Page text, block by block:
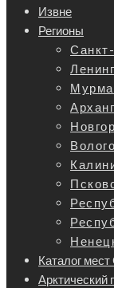
Извне
Регионы
Каталог
Арктический